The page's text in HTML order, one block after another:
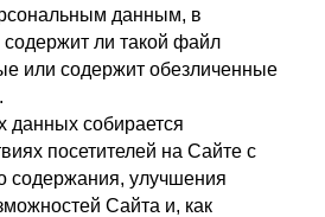
данным, в
содержит ли такой файл
или содержит обезличенные
данных собирается
посетителей на Сайте с
содержания, улучшения
Сайта и, как